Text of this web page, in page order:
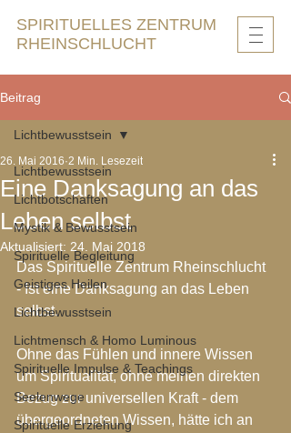
SPIRITUELLES ZENTRUM
RHEINSCHLUCHT
Beitrag
Lichtbewusstsein
Lichtbotschaften
Mystik & Bewusstsein
Spirituelle Begleitung
Geistiges Heilen
Lichtbewusstsein
Lichtmensch & Homo Luminous
Spirituelle Impulse & Teachings
Seelenwege
Spirituelle Erziehung
Lichtbewusstsein
Eine Danksagung an das
Leben selbst
26. Mai 2016 2 Min. Lesezeit
Aktualisiert: 24. Mai 2018
Das Spirituelle Zentrum Rheinschlucht
- Ist eine Danksagung an das Leben
selbst.
Ohne das Fühlen und innere Wissen
um Spiritualität, ohne meinen direkten
Bezug zur universellen Kraft - dem
übergeordneten Wissen, hätte ich an